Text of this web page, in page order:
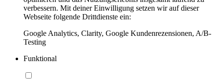
verbessern. Mit deiner Einwilligung setzen wir auf dieser
Webseite folgende Drittdienste ein:
Google Analytics, Clarity, Google Kundenrezensionen, A/B-
Testing
Funktional